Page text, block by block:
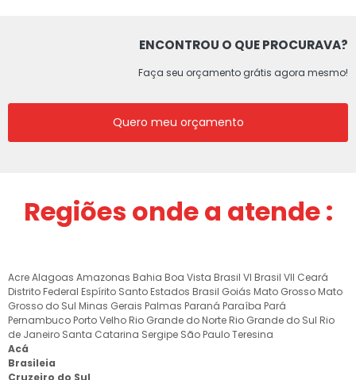
ENCONTROU O QUE PROCURAVA?
Faça seu orçamento grátis agora mesmo!
Quero meu orçamento
Regiões onde a atende :
AcreAlagoas Amazonas Bahia Boa Vista Brasil VI Brasil VII Ceará
Distrito Federal Espírito Santo Estados Brasil Goiás Mato Grosso Mato
Grosso do Sul Minas Gerais Palmas Paraná Paraíba Pará
Pernambuco Porto Velho Rio Grande do Norte Rio Grande do Sul Rio
de Janeiro Santa Catarina Sergipe São PauloTeresina
Acá
Brasileia
Cruzeiro do Sul